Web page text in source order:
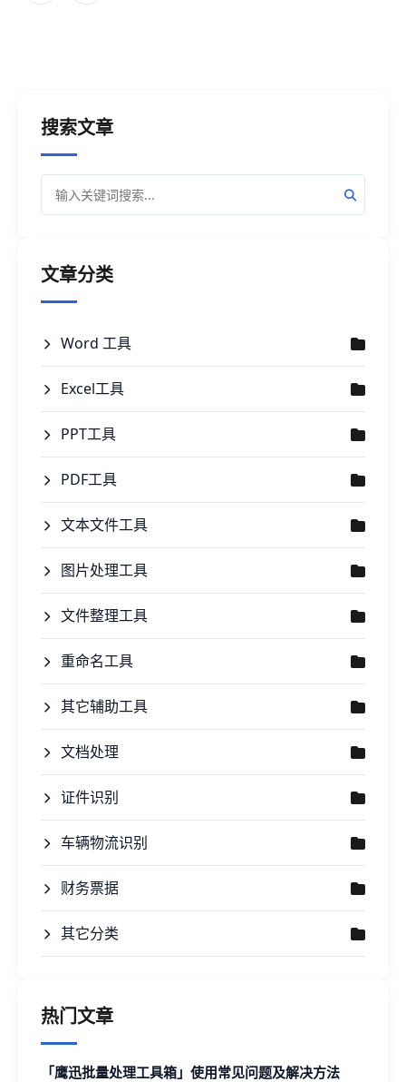
搜索文章
文章分类
Word 工具
Excel工具
PPT工具
PDF工具
文本文件工具
图片处理工具
文件整理工具
重命名工具
其它辅助工具
文档处理
证件识别
车辆物流识别
财务票据
其它分类
热门文章
「鹰迅批量处理工具箱」使用常见问题及解决方法